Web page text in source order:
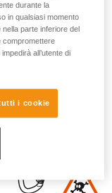
durante la
in qualsiasi momento
parte inferiore del
compromettere
all’utente di
i cookie